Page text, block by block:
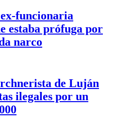
funcionaria
estaba prófuga por
narco
de Luján
ilegales por un